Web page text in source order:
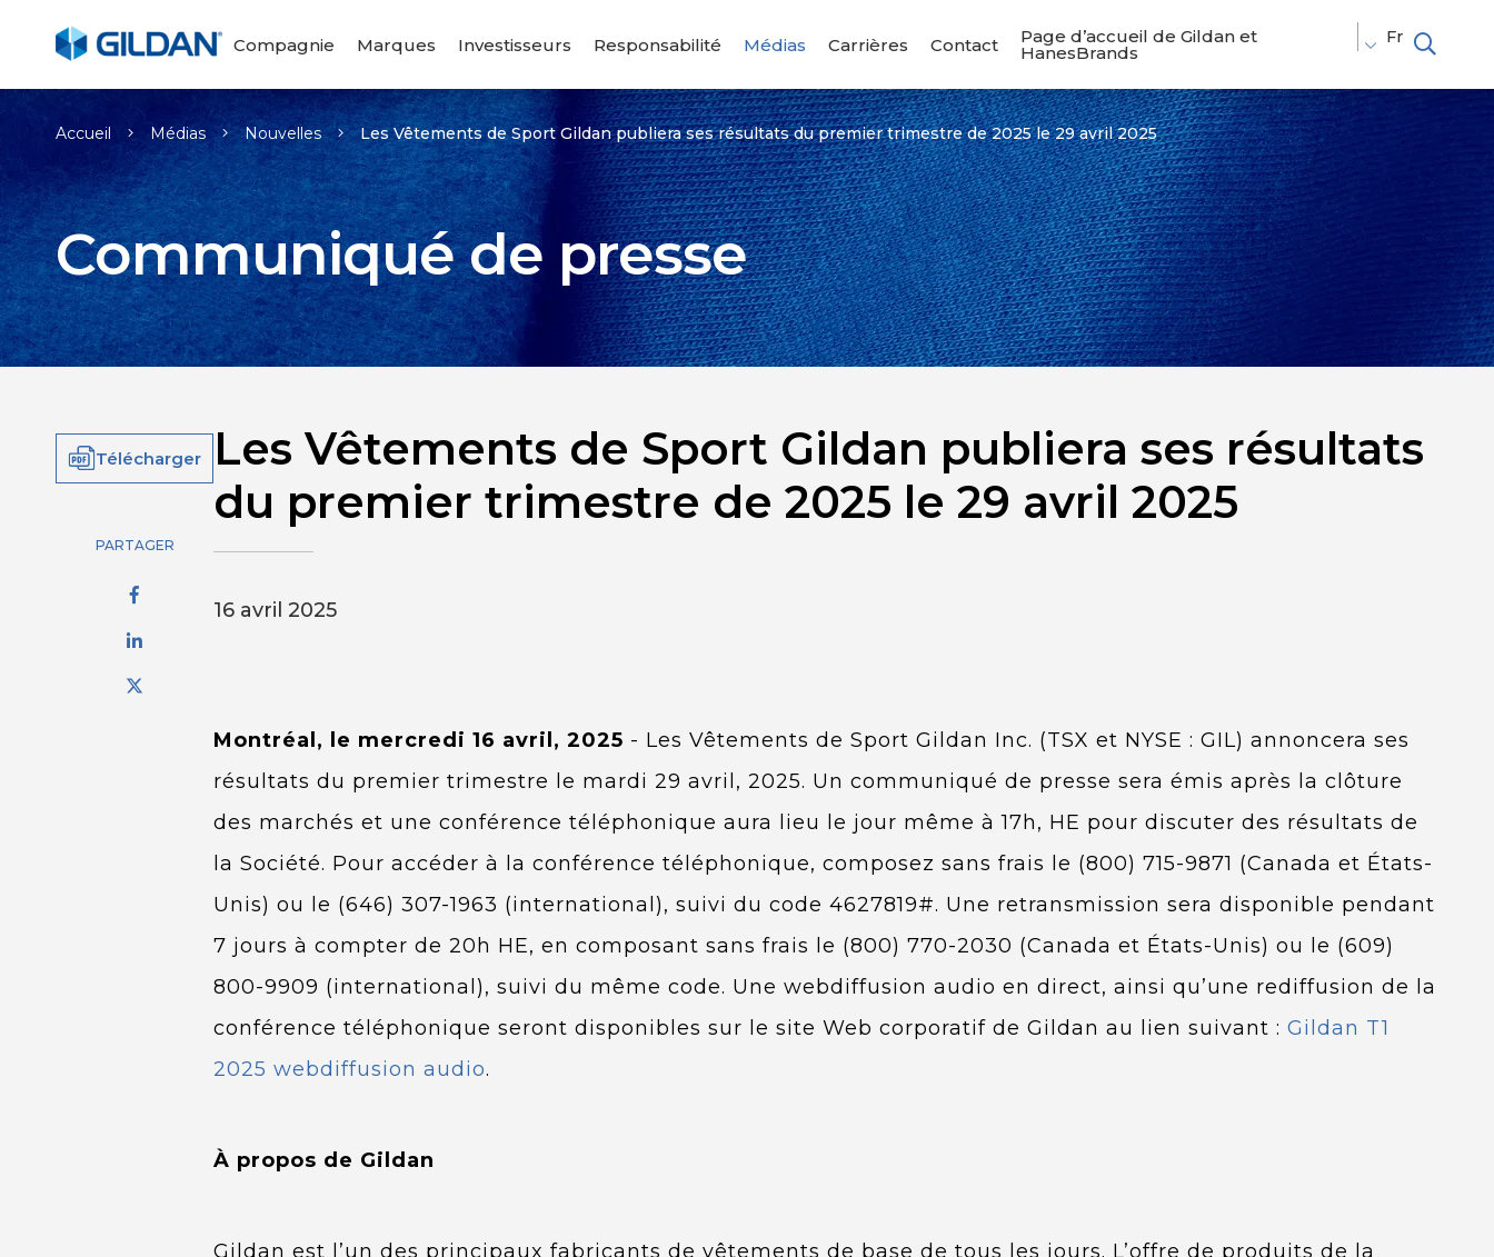
Compagnie Marques Investisseurs Responsabilité Médias Carrières Contact Page d’accueil de Gildan et
HanesBrands
Fr
Accueil
Médias Nouvelles Les Vêtements de Sport Gildan publiera ses résultats du premier trimestre de 2025 le 29 avril 2025
Communiqué de presse
Télécharger
PARTAGER
Les Vêtements de Sport Gildan publiera ses résultats
du premier trimestre de 2025 le 29 avril 2025
16 avril 2025
Montréal, le mercredi 16 avril, 2025 - Les Vêtements de Sport Gildan Inc. (TSX et NYSE : GIL) annoncera ses
résultats du premier trimestre le mardi 29 avril, 2025. Un communiqué de presse sera émis après la clôture
des marchés et une conférence téléphonique aura lieu le jour même à 17h, HE pour discuter des résultats de
la Société. Pour accéder à la conférence téléphonique, composez sans frais le (800) 715-9871 (Canada et États-
Unis) ou le (646) 307-1963 (international), suivi du code 4627819#. Une retransmission sera disponible pendant
7 jours à compter de 20h HE, en composant sans frais le (800) 770-2030 (Canada et États-Unis) ou le (609)
800-9909 (international), suivi du même code. Une webdiffusion audio en direct, ainsi qu’une rediffusion de la
conférence téléphonique seront disponibles sur le site Web corporatif de Gildan au lien suivant : Gildan T1
2025 webdiffusion audio.
À propos de Gildan
Gildan est l’un des principaux fabricants de vêtements de base de tous les jours. L’offre de produits de la